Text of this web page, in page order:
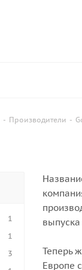
- Производители -
выпуска
Теперь
Европе
1
1
3